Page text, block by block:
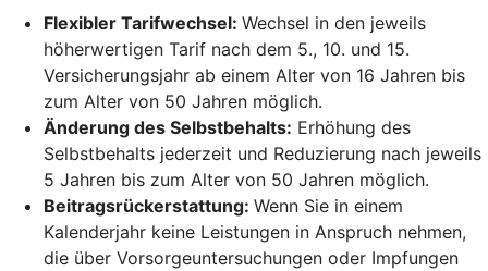
Flexibler Tarifwechsel: Wechsel in den jeweils
höherwertigen Tarif nach dem 5., 10. und 15.
Versicherungsjahr ab einem Alter von 16 Jahren bis
zum Alter von 50 Jahren möglich.
Änderung des Selbstbehalts: Erhöhung des
Selbstbehalts jederzeit und Reduzierung nach jeweils
5 Jahren bis zum Alter von 50 Jahren möglich.
Beitragsrückerstattung: Wenn Sie in einem
Kalenderjahr keine Leistungen in Anspruch nehmen,
die über Vorsorgeuntersuchungen oder Impfungen